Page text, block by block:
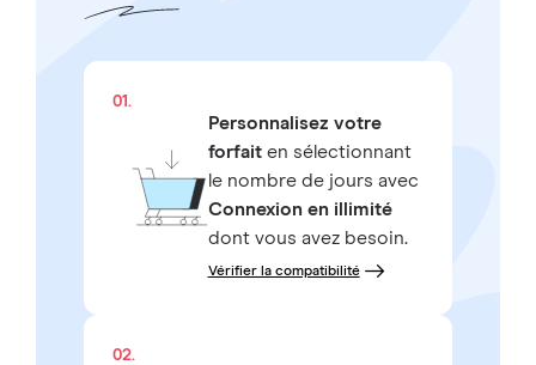
01.
Personnalisez votre
forfaiten sélectionnant
le nombre de jours avec
Connexion en illimité
dont vous avez besoin.
Vérifier la compatibilité
02.